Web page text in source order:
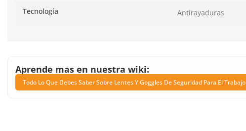
Tecnología Antirayaduras
Aprende mas en nuestra wiki:
Todo Lo Que Debes Saber Sobre Lentes Y Goggles De Seguridad Para El Trabajo